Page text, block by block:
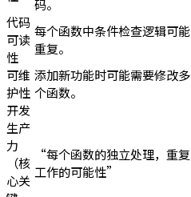
码。
代码
可读
性
每个函数中条件检查逻辑可能
重复。
可维
护性
添加新功能时可能需要修改多
个函数。
开发
生产
力
（核
心关
“每个函数的独立处理，重复
工作的可能性”